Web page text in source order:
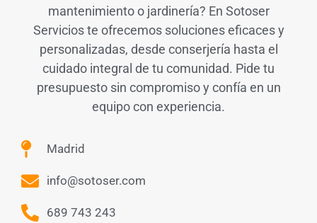
mantenimiento o jardinería? En Sotoser
Servicios te ofrecemos soluciones eficaces y
personalizadas, desde conserjería hasta el
cuidado integral de tu comunidad. Pide tu
presupuesto sin compromiso y confía en un
equipo con experiencia.
Madrid
info@sotoser.com
689 743 243